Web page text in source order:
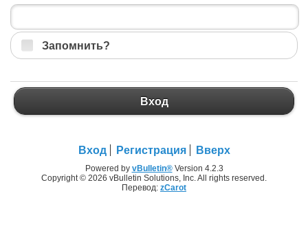
Запомнить?
Вход
Вход Регистрация Вверх
Powered by vBulletin®Version 4.2.3
Copyright © 2026 vBulletin Solutions, Inc. All rights reserved.
Перевод: zCarot